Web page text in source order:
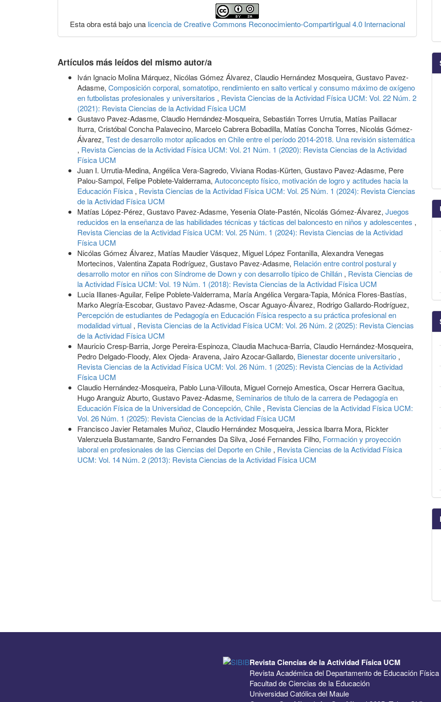
Esta obra está bajo una licencia de Creative Commons Reconocimiento-CompartirIgual 4.0 Internacional
Artículos más leídos del mismo autor/a
Iván Ignacio Molina Márquez, Nicólas Gómez Álvarez, Claudio Hernández Mosqueira, Gustavo Pavez-
Adasme, Composición corporal, somatotipo, rendimiento en salto vertical y consumo máximo de oxígeno
en futbolistas profesionales y universitarios , Revista Ciencias de la Actividad Física UCM: Vol. 22 Núm. 2
(2021): Revista Ciencias de la Actividad Física UCM
Gustavo Pavez-Adasme, Claudio Hernández-Mosqueira, Sebastián Torres Urrutia, Matías Paillacar
Iturra, Cristóbal Concha Palavecino, Marcelo Cabrera Bobadilla, Matías Concha Torres, Nicolás Gómez-
Álvarez, Test de desarrollo motor aplicados en Chile entre el período 2014-2018. Una revisión sistemática
, Revista Ciencias de la Actividad Física UCM: Vol. 21 Núm. 1 (2020): Revista Ciencias de la Actividad
Física UCM
Juan I. Urrutia-Medina, Angélica Vera-Sagredo, Viviana Rodas-Kürten, Gustavo Pavez-Adasme, Pere
Palou-Sampol, Felipe Poblete-Valderrama, Autoconcepto físico, motivación de logro y actitudes hacia la
Educación Física , Revista Ciencias de la Actividad Física UCM: Vol. 25 Núm. 1 (2024): Revista Ciencias
de la Actividad Física UCM
Matías López-Pérez, Gustavo Pavez-Adasme, Yesenia Olate-Pastén, Nicolás Gómez-Álvarez, Juegos
reducidos en la enseñanza de las habilidades técnicas y tácticas del baloncesto en niños y adolescentes ,
Revista Ciencias de la Actividad Física UCM: Vol. 25 Núm. 1 (2024): Revista Ciencias de la Actividad
Física UCM
Nicólas Gómez Álvarez, Matías Maudier Vásquez, Miguel López Fontanilla, Alexandra Venegas
Mortecinos, Valentina Zapata Rodríguez, Gustavo Pavez-Adasme, Relación entre control postural y
desarrollo motor en niños con Síndrome de Down y con desarrollo típico de Chillán , Revista Ciencias de
la Actividad Física UCM: Vol. 19 Núm. 1 (2018): Revista Ciencias de la Actividad Física UCM
Lucia Illanes-Aguilar, Felipe Poblete-Valderrama, María Angélica Vergara-Tapia, Mónica Flores-Bastías,
Marko Alegría-Escobar, Gustavo Pavez-Adasme, Oscar Aguayo-Álvarez, Rodrigo Gallardo-Rodríguez,
Percepción de estudiantes de Pedagogía en Educación Física respecto a su práctica profesional en
modalidad virtual , Revista Ciencias de la Actividad Física UCM: Vol. 26 Núm. 2 (2025): Revista Ciencias
de la Actividad Física UCM
Mauricio Cresp-Barria, Jorge Pereira-Espinoza, Claudia Machuca-Barria, Claudio Hernández-Mosqueira,
Pedro Delgado-Floody, Alex Ojeda- Aravena, Jairo Azocar-Gallardo, Bienestar docente universitario ,
Revista Ciencias de la Actividad Física UCM: Vol. 26 Núm. 1 (2025): Revista Ciencias de la Actividad
Física UCM
Claudio Hernández-Mosqueira, Pablo Luna-Villouta, Miguel Cornejo Amestica, Oscar Herrera Gacitua,
Hugo Aranguiz Aburto, Gustavo Pavez-Adasme, Seminarios de título de la carrera de Pedagogía en
Educación Física de la Universidad de Concepción, Chile , Revista Ciencias de la Actividad Física UCM:
Vol. 26 Núm. 1 (2025): Revista Ciencias de la Actividad Física UCM
Francisco Javier Retamales Muñoz, Claudio Hernández Mosqueira, Jessica Ibarra Mora, Rickter
Valenzuela Bustamante, Sandro Fernandes Da Silva, José Fernandes Filho, Formación y proyección
laboral en profesionales de las Ciencias del Deporte en Chile , Revista Ciencias de la Actividad Física
UCM: Vol. 14 Núm. 2 (2013): Revista Ciencias de la Actividad Física UCM
Revista Ciencias de la Actividad Física UCM
Revista Académica del Departamento de Educación Física
Facultad de Ciencias de la Educación
Universidad Católica del Maule